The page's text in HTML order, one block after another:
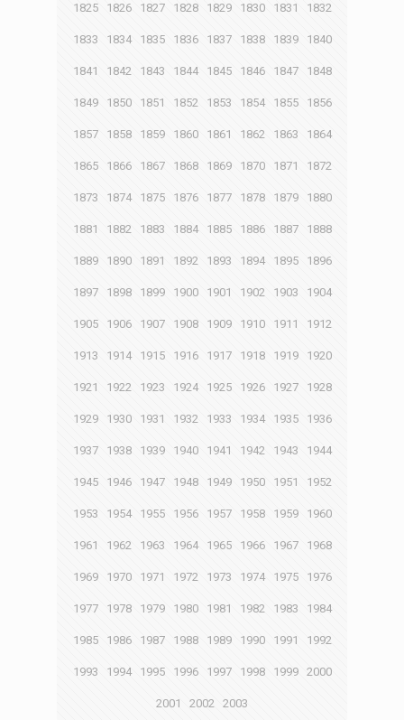
1825 1826 1827 1828 1829 1830 1831 1832
1833 1834 1835 1836 1837 1838 1839 1840
1841 1842 1843 1844 1845 1846 1847 1848
1849 1850 1851 1852 1853 1854 1855 1856
1857 1858 1859 1860 1861 1862 1863 1864
1865 1866 1867 1868 1869 1870 1871 1872
1873 1874 1875 1876 1877 1878 1879 1880
1881 1882 1883 1884 1885 1886 1887 1888
1889 1890 1891 1892 1893 1894 1895 1896
1897 1898 1899 1900 1901 1902 1903 1904
1905 1906 1907 1908 1909 1910 1911 1912
1913 1914 1915 1916 1917 1918 1919 1920
1921 1922 1923 1924 1925 1926 1927 1928
1929 1930 1931 1932 1933 1934 1935 1936
1937 1938 1939 1940 1941 1942 1943 1944
1945 1946 1947 1948 1949 1950 1951 1952
1953 1954 1955 1956 1957 1958 1959 1960
1961 1962 1963 1964 1965 1966 1967 1968
1969 1970 1971 1972 1973 1974 1975 1976
1977 1978 1979 1980 1981 1982 1983 1984
1985 1986 1987 1988 1989 1990 1991 1992
1993 1994 1995 1996 1997 1998 1999 2000
2001 2002 2003